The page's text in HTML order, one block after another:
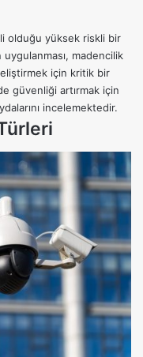
olduğu yüksek riskli bir
madencilik
için kritik bir
güvenliği artırmak için
incelemektedir.